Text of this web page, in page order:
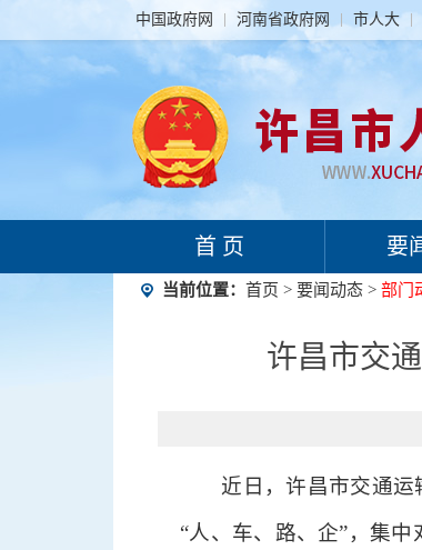
中国政府网 河南省政府网 市人大
首 页 要
当前位置： 首页 > 要闻动态 > 部门
许昌市交
近日，许昌市交通
“人、车、路、企”，集